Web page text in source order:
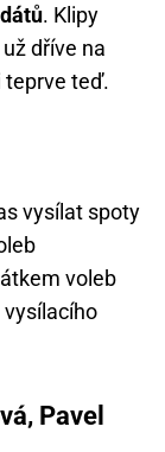
. Klipy
dříve na
teprve teď.
vysílat spoty
voleb
vysílacího
Pavel